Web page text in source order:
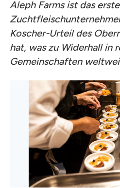
Aleph Farms ist das erste
Koscher-Urteil des
hat, was zu Widerhall in
Gemeinschaften